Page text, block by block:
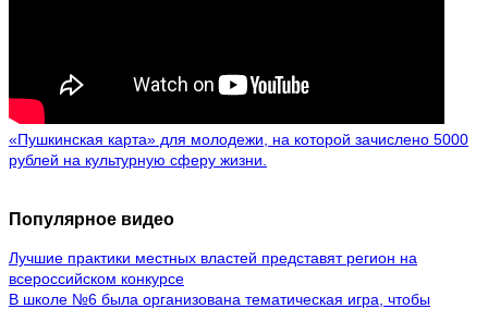
«Пушкинская карта» для молодежи, на которой зачислено 5000
рублей на культурную сферу жизни.
Популярное видео
Лучшие практики местных властей представят регион на
всероссийском конкурсе
В школе №6 была организована тематическая игра, чтобы